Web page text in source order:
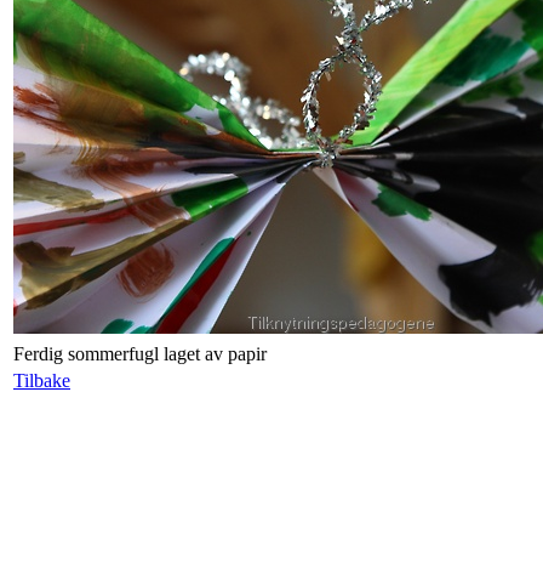
Ferdig sommerfugl laget av papir
Tilbake